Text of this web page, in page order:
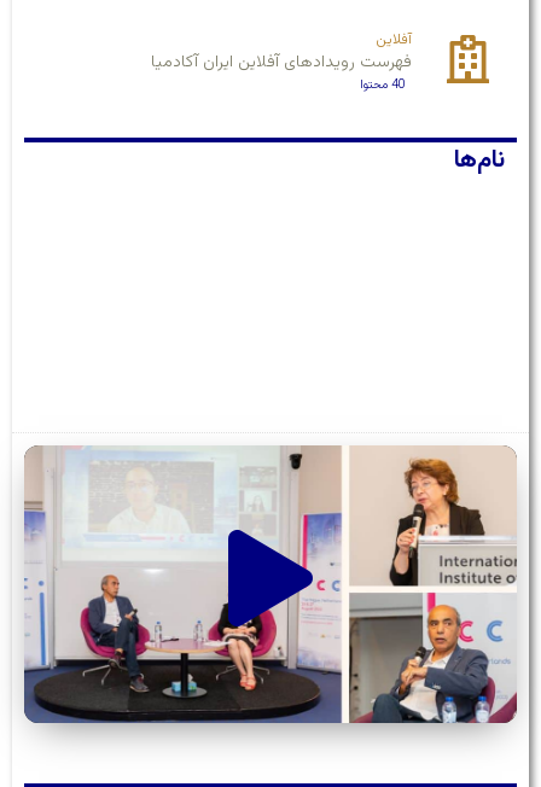
آفلاین
فهرست رویدادهای آفلاین ایران آکادمیا
40 محتوا
نام‌ها